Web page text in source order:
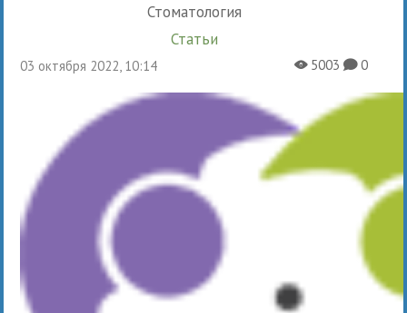
Стоматология
Статьи
03 октября 2022, 10:14 X5003K0